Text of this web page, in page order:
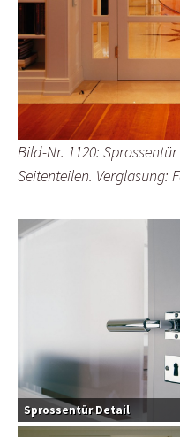
Bild-Nr. 1120:
Seitenteilen. Verglasung:
Sprossentür Detail